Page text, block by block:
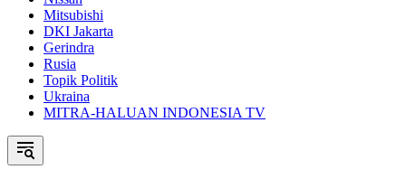
Mitsubishi
DKI Jakarta
Gerindra
Rusia
Topik Politik
Ukraina
MITRA-HALUAN INDONESIA TV